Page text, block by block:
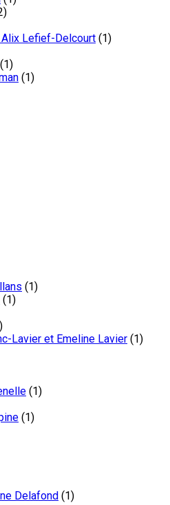
Lefief-Delcourt (1)
(1)
(1)
(1)
(1)
Lavier et Emeline Lavier (1)
(1)
(1)
Delafond (1)